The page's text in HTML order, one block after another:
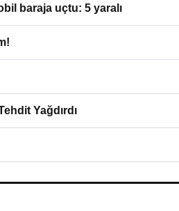
baraja uçtu: 5 yaralı
Yağdırdı